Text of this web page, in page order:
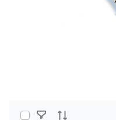
Select Items